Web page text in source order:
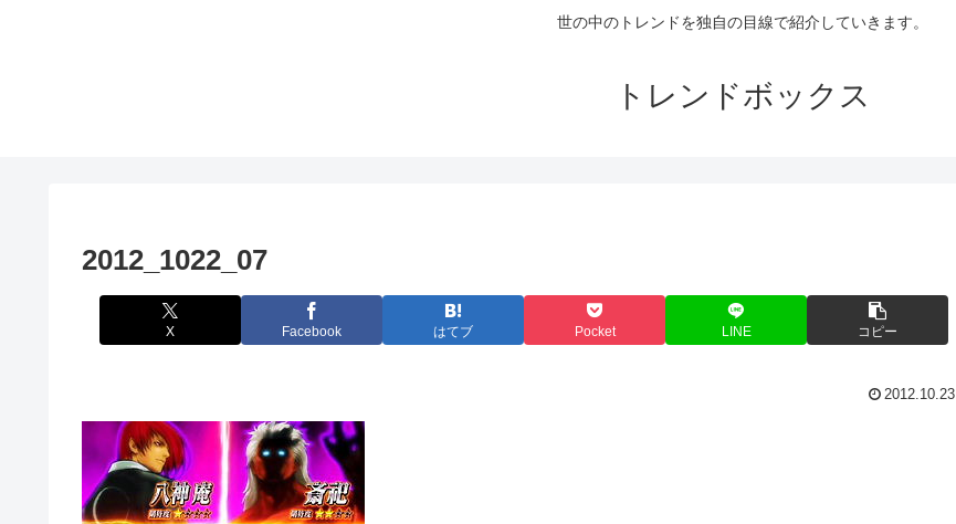
世の中のトレンドを独自の目線で紹介していきます。
トレンドボックス
2012_1022_07
X Facebook はてブ Pocket LINE コピー
2012.10.23